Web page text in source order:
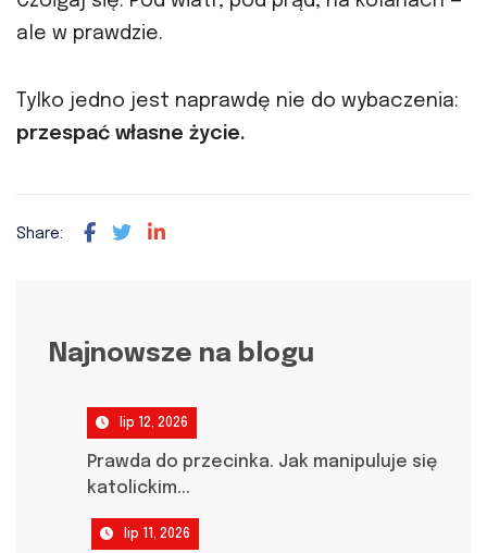
ale w prawdzie.
Tylko jedno jest naprawdę nie do wybaczenia:
przespać własne życie.
Share:
Najnowsze na blogu
lip 12, 2026
Prawda do przecinka. Jak manipuluje się
katolickim...
lip 11, 2026